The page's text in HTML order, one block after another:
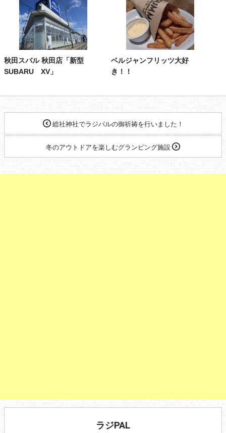
秋田スバル 秋田店「新型
SUBARU XV」
ベルジャンフリッツ大好
き！！
総社神社でラジパルの御祈祷を行いました！
冬のアウトドアを楽しむグランピング施設
ラジPAL